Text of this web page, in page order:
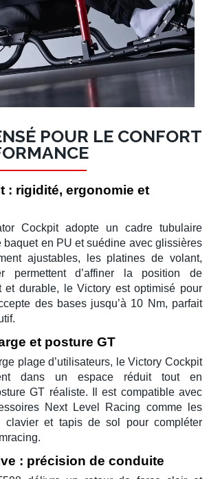
POUR LE CONFORT
: rigidité, ergonomie et
Cockpitadopte un cadre tubulaire
baquet en PU et suédine avec glissières
ajustables, les platines de volant,
permettent d’affiner la position de
et durable, le Victory est optimisé pour
des bases jusqu’à 10 Nm, parfait
et posture GT
plage d’utilisateurs, leVictory Cockpit
dans un espace réduit tout en
GT réaliste. Il est compatible avec
Next Level Racing comme les
clavier et tapis de sol pour compléter
.
: précision de conduite